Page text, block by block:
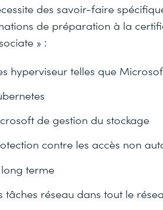
des savoir-faire
de préparation à la
» :
hyperviseur telles que
de gestion du stockage
contre les accès non
terme
réseau dans tout le